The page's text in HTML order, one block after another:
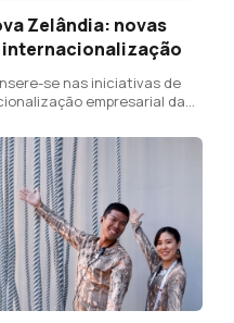
Zelândia: novas
internacionalização
se nas iniciativas de
empresarial da